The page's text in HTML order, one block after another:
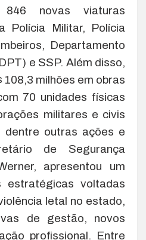
novas viaturas
Polícia Militar, Polícia
Departamento
e SSP. Além disso,
milhões em obras
70 unidades físicas
militares e civis
outras ações e
de Segurança
apresentou um
estratégicas voltadas
letal no estado,
de gestão, novos
profissional. Entre